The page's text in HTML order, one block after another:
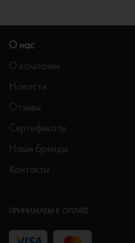
О нас
О компании
Новости
Отзывы
Сертификаты
Наши бренды
Контакты
ПРИНИМАЕМ К ОПЛАТЕ